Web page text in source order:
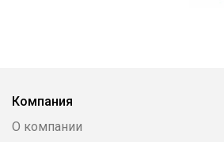
Компания
О компании